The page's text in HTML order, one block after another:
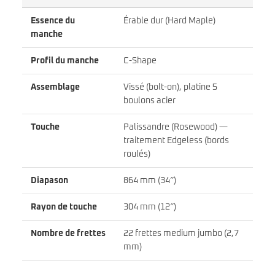
Essence du
manche
Érable dur (Hard Maple)
Profil du manche C-Shape
Assemblage
Vissé (bolt-on), platine 5
boulons acier
Touche
Palissandre (Rosewood) —
traitement Edgeless (bords
roulés)
Diapason 864 mm (34″)
Rayon de touche 304 mm (12″)
Nombre de frettes
22 frettes medium jumbo (2,7
mm)